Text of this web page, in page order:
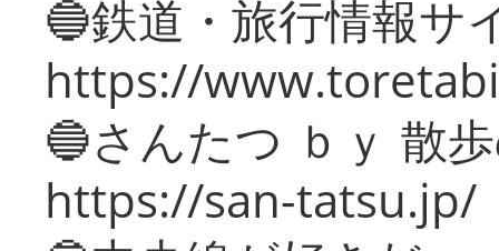
🔵鉄道・旅行情報サ
https://
🔵さんたつ ｂｙ 散
https://san-tatsu.jp/